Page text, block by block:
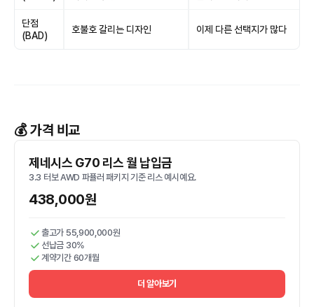
단점
(BAD)
호불호 갈리는 디자인 이제 다른 선택지가 많다
💰 가격 비교
제네시스 G70 리스 월 납입금
3.3 터보 AWD 파퓰러 패키지 기준 리스 예시예요.
438,000원
출고가 55,900,000원
선납금 30%
계약기간 60개월
더 알아보기